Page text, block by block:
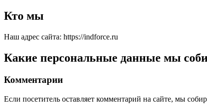
Кто мы
Наш адрес сайта: https://indforce.ru
Какие персональные данные мы
Комментарии
Если посетитель оставляет комментарий на сайте, мы